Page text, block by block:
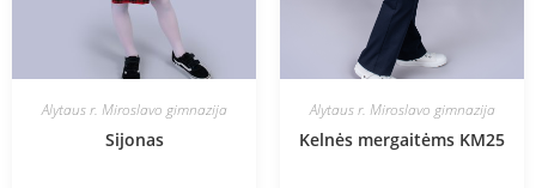
Alytaus r. Miroslavo gimnazija
Sijonas
Alytaus r. Miroslavo gimnazija
Kelnės mergaitėms KM25